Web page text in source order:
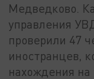
Медведково.
управления
проверили 47
иностранцев,
нахождения на